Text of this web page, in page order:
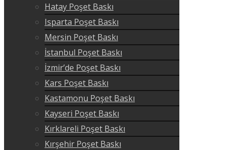
Hatay Poşet Baskı
Isparta Poşet Baskı
Mersin Poşet Baskı
İstanbul Poşet Baskı
İzmir’de Poşet Baskı
Kars Poşet Baskı
Kastamonu Poşet Baskı
Kayseri Poşet Baskı
Kırklareli Poşet Baskı
Kırşehir Poşet Baskı